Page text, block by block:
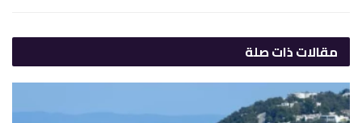
مقالاتذات صلة